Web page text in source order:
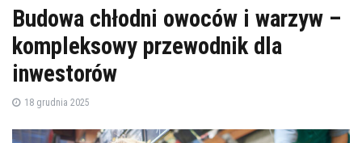
Budowa chłodni owoców i warzyw –
kompleksowy przewodnik dla
inwestorów
18 grudnia 2025